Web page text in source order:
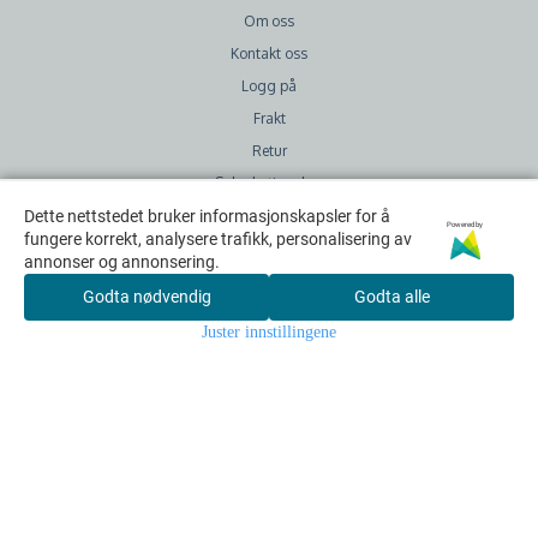
Om oss
Kontakt oss
Logg på
Frakt
Retur
Salgsbetingelser
GDPR
Sjekk ut:
Facebook
Dette nettstedet bruker informasjonskapsler for å
fungere korrekt, analysere trafikk, personalisering av
annonser og annonsering.
Powered by
Godta nødvendig Godta alle
Juster innstillingene
Dette nettstedet bruker informasjonskapsler for å
fungere korrekt, analysere trafikk, personalisering av
annonser og annonsering.
Powered by
Godta nødvendig Godta alle
Juster innstillingene